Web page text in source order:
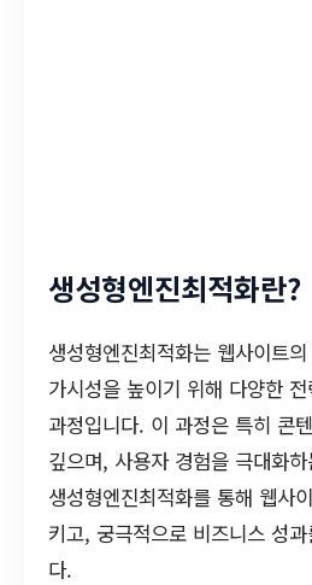
생성형엔진최적화란?
생성형엔진최적화는 웹사이트
가시성을 높이기 위해 다양한
과정입니다. 이 과정은 특히 콘
깊으며, 사용자 경험을 극대화
생성형엔진최적화를 통해 웹사
키고, 궁극적으로 비즈니스 성
다.